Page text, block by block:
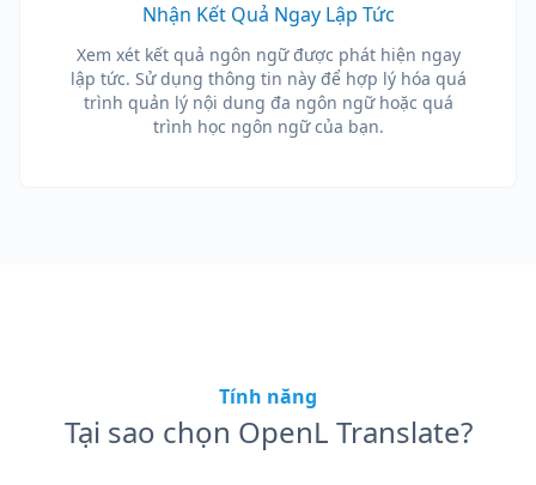
Nhận Kết Quả Ngay Lập Tức
Xem xét kết quả ngôn ngữ được phát hiện ngay
lập tức. Sử dụng thông tin này để hợp lý hóa quá
trình quản lý nội dung đa ngôn ngữ hoặc quá
trình học ngôn ngữ của bạn.
Tính năng
Tại sao chọn OpenL Translate?